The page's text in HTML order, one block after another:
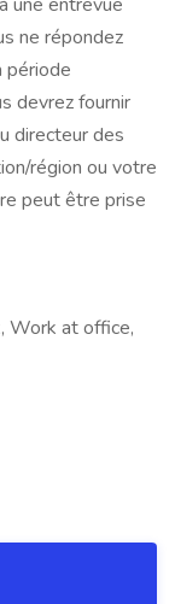
ne répondez
période
devrez fournir
directeur des
région ou votre
peut être prise
Work at office,